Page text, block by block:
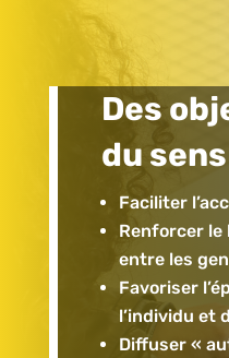
Des
du sens
Faciliter
Renforcer le
entre les
Favoriser
l’individu et
Diffuser «